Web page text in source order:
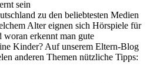
sein
zu den beliebtesten Medien
Alter eignen sich Hörspiele für
erkennt man gute
Kinder? Auf unserem Eltern-Blog
anderen Themen nützliche Tipps: